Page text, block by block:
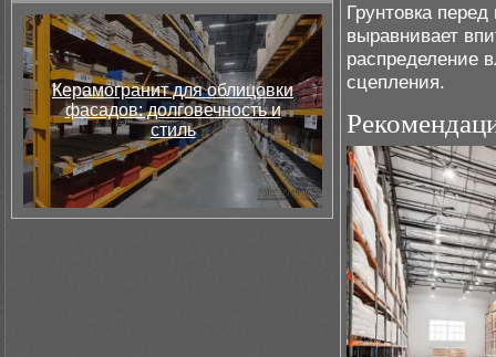
Керамогранит для облицовки
фасадов: долговечность и
стиль
Грунтовка
выравнивает
распределение
сцепления.